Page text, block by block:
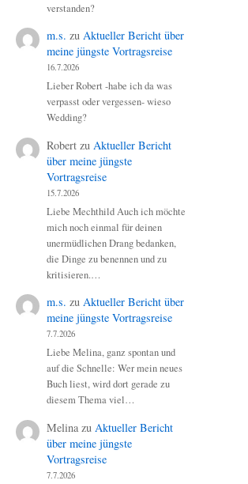
verstanden?
m.s. zu Aktueller Bericht über
meine jüngste Vortragsreise
16.7.2026
Lieber Robert -habe ich da was
verpasst oder vergessen- wieso
Wedding?
Robert zu Aktueller Bericht
über meine jüngste
Vortragsreise
15.7.2026
Liebe Mechthild Auch ich möchte
mich noch einmal für deinen
unermüdlichen Drang bedanken,
die Dinge zu benennen und zu
kritisieren.…
m.s. zu Aktueller Bericht über
meine jüngste Vortragsreise
7.7.2026
Liebe Melina, ganz spontan und
auf die Schnelle: Wer mein neues
Buch liest, wird dort gerade zu
diesem Thema viel…
Melina zu Aktueller Bericht
über meine jüngste
Vortragsreise
7.7.2026